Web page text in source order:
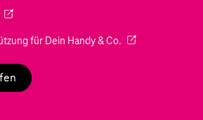
in einem neuen Tab geöffnet)
für Dein Handy & Co. (Wird in einem